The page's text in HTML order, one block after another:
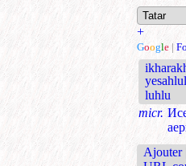
+
Google |
luhlu
micr.
Ajouter